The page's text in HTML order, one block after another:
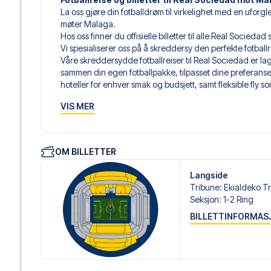
La oss gjøre din fotballdrøm til virkelighet med en
møter Malaga.
Hos oss finner du offisielle billetter til alle Real
Vi spesialiserer oss på å skreddersy den perfekte
Våre skreddersydde fotballreiser til Real Sociedad er
sammen din egen fotballpakke, tilpasset dine
hoteller for enhver smak og budsjett, samt fleksible fly
hospitality-billett. En hospitality-billett gir deg mer enn
dine reisedokumenter.
Fra luksuriøse 5-stjerners hoteller til sjarmerende
reisende. Vi tar hensyn til beliggenhet, komfort og
best. Foretrekker du et spesifikt hotell vi ikke tilbyr, så
Vi tilbyr fotballpakker til Real Sociedad både med og
Velger du en av våre komplette pakker med fly, mottar
flydetaljer sammen med reisedokumentene dine – slik
fotballopplevelsen.
Trygg booking og personlig service
Din sikkerhet og opplevelse er vår høyeste prioritet. Vi
VIS MER
OM BILLETTER
Langside
Tribune: Ekialdeko
Seksjon: 1-2 Ring